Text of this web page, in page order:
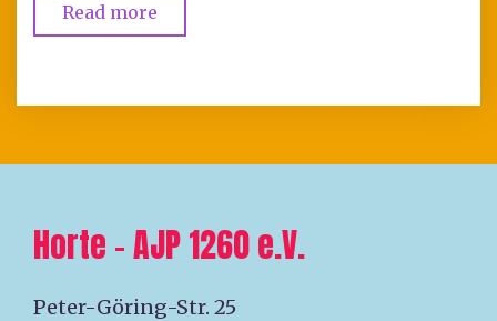
Read more
Horte – AJP 1260 e.V.
Peter-Göring-Str. 25